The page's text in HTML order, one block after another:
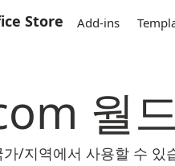
Store Add-ins
월
/지역에서 사용할 수 있